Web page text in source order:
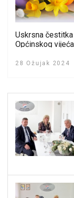
Uskrsna
Općinskog vijeća
28 Ožujak 2024